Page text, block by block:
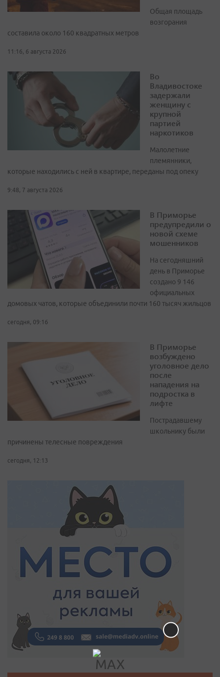
Общая площадь
возгорания
составила около 160 квадратных метров
11:16, 6 августа 2026
Во
Владивостоке
задержали
женщину с
крупной
партией
наркотиков
Малолетние
племянники,
которые находились с ней в квартире, переданы под опеку
9:48, 7 августа 2026
В Приморье
предупредили о
новой схеме
мошенников
На сегодняшний
день в Приморье
создано 9 146
официальных
домовых чатов, которые объединили почти 160 тысяч жильцов
сегодня, 09:16
В Приморье
возбуждено
уголовное дело
после
нападения на
подростка в
лифте
Пострадавшему
школьнику были
причинены телесные повреждения
сегодня, 12:13